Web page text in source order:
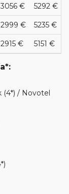
3056 € 5292 €
2999 € 5235 €
2915 € 5151 €
(4*) / Novotel